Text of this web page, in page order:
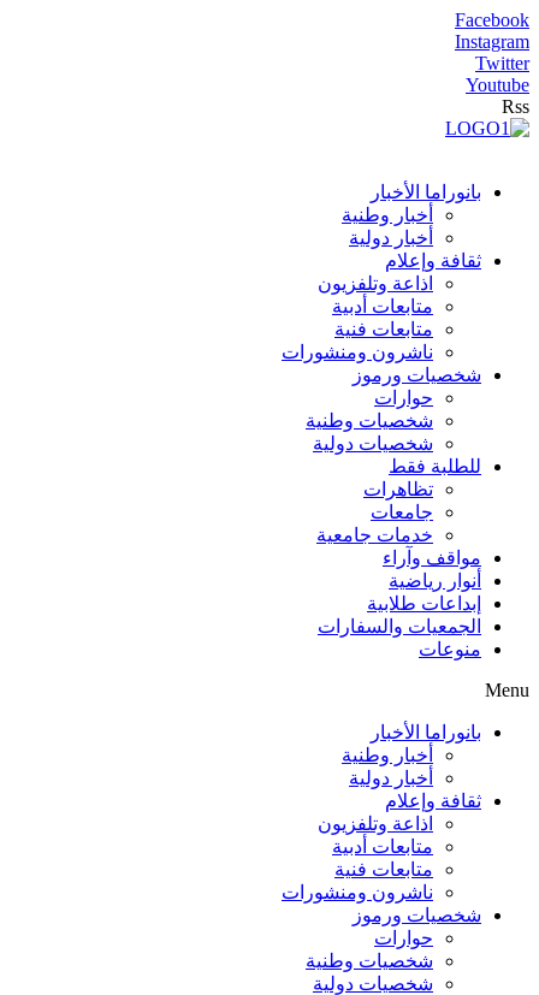
Facebook
Instagram
Twitter
Youtube
Rss
بانوراما الأخبار
أخبار وطنية
أخبار دولية
ثقافة وإعلام
اذاعة وتلفزيون
متابعات أدبية
متابعات فنية
ناشرون ومنشورات
شخصيات ورموز
حوارات
شخصيات وطنية
شخصيات دولية
للطلبة فقط
تظاهرات
جامعات
خدمات جامعية
مواقف وآراء
أنوار رياضية
إبداعات طلابية
الجمعيات والسفارات
منوعات
Menu
بانوراما الأخبار
أخبار وطنية
أخبار دولية
ثقافة وإعلام
اذاعة وتلفزيون
متابعات أدبية
متابعات فنية
ناشرون ومنشورات
شخصيات ورموز
حوارات
شخصيات وطنية
شخصيات دولية